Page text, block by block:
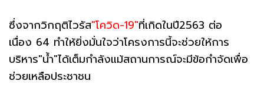
ซึ่งจากวิกฤติไวรัส"โควิด-19"ที่เกิดในปี2563 ต่อ
เนื่อง 64 ทำให้ยิ่งมั่นใจว่าโครงการนี้จะช่วยให้การ
บริหาร"น้ำ"ได้เต็มกำลังแม้สถานการณ์จะมีข้อกำจัดเพื่อ
ช่วยเหลือประชาชน